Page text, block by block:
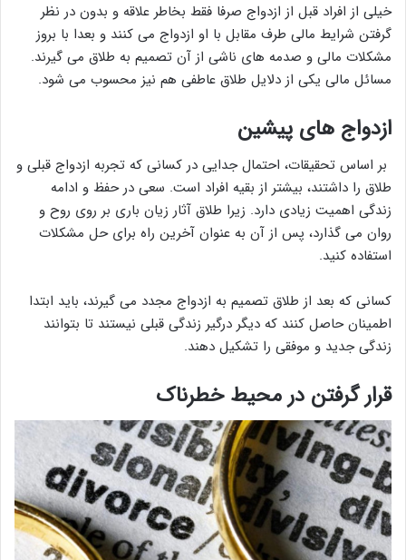
خیلی از افراد قبل از ازدواج صرفا فقط بخاطر علاقه و بدون در نظر
گرفتن شرایط مالی طرف مقابل با او ازدواج می کنند و بعدا با بروز
مشکلات مالی و صدمه های ناشی از آن تصمیم به طلاق می گیرند.
مسائل مالی یکی از دلایل طلاق عاطفی هم نیز محسوب می شود.
ازدواج های پیشین
بر اساس تحقیقات، احتمال جدایی در کسانی که تجربه ازدواج قبلی و
طلاق را داشتند، بیشتر از بقیه افراد است. سعی در حفظ و ادامه
زندگی اهمیت زیادی دارد. زیرا طلاق آثار زیان باری بر روی روح و
روان می گذارد، پس از آن به عنوان آخرین راه برای حل مشکلات
استفاده کنید.
کسانی که بعد از طلاق تصمیم به ازدواج مجدد می گیرند، باید ابتدا
اطمینان حاصل کنند که دیگر درگیر زندگی قبلی نیستند تا بتوانند
زندگی جدید و موفقی را تشکیل دهند.
قرار گرفتن در محیط خطرناک